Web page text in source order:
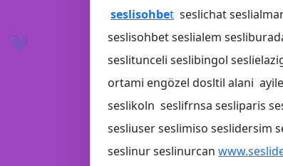
💙
💬
seslisohbet seslichat
seslisohbet seslialem
seslitunceli seslibingol
ortami engözel dosltil alani
seslikoln seslifrnsa sesliparis
sesliuser seslimiso seslidersim
seslinur seslinurcan